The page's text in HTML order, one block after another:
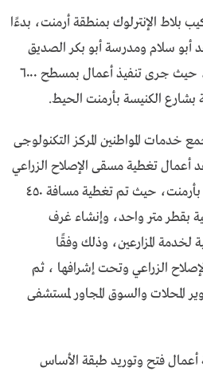
بلاط الإنترلوك بمنطقة أرمنت، بدءًا
سلام ومدرسة أبو بكر الصديق
والمنطقة أمام مسجد السبايبة، حيث جرى تنفيذ أعمال بمسطح ٦٠٠٠
المواطنين المركز التكنولوجى
أعمال تغطية مسقى الإصلاح الزراعي
أمام مستشفى حورس المركزي بأرمنت، حيث تم تغطية مسافة ٤٥٠
بقطر متر واحد، وإنشاء غرف
المزارعين، وذلك وفقًا
الزراعي وتحت إشرافها ، ثم
المحلات والسوق المجاور لمستشفى
فتح وتوريد طبقة الأساس